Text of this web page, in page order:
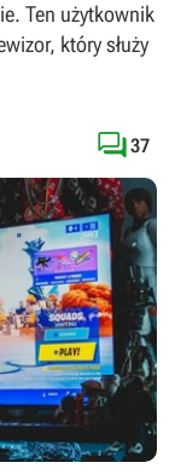
Ten użytkownik
który służy
37